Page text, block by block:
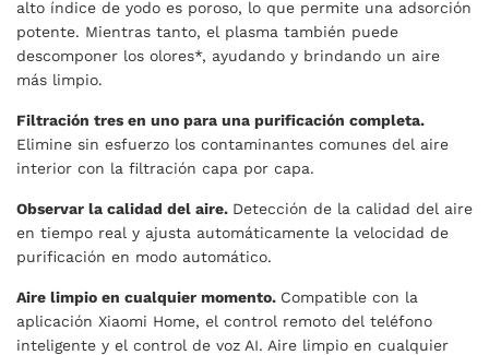
alto índice de yodo es poroso, lo que permite una adsorción
potente. Mientras tanto, el plasma también puede
descomponer los olores*, ayudando y brindando un aire
más limpio.
Filtración tres en uno para una purificación completa.
Elimine sin esfuerzo los contaminantes comunes del aire
interior con la filtración capa por capa.
Observar la calidad del aire. Detección de la calidad del aire
en tiempo real y ajusta automáticamente la velocidad de
purificación en modo automático.
Aire limpio en cualquier momento. Compatible con la
aplicación Xiaomi Home, el control remoto del teléfono
inteligente y el control de voz AI. Aire limpio en cualquier